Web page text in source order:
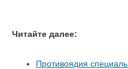
Читайте далее:
Противоядия